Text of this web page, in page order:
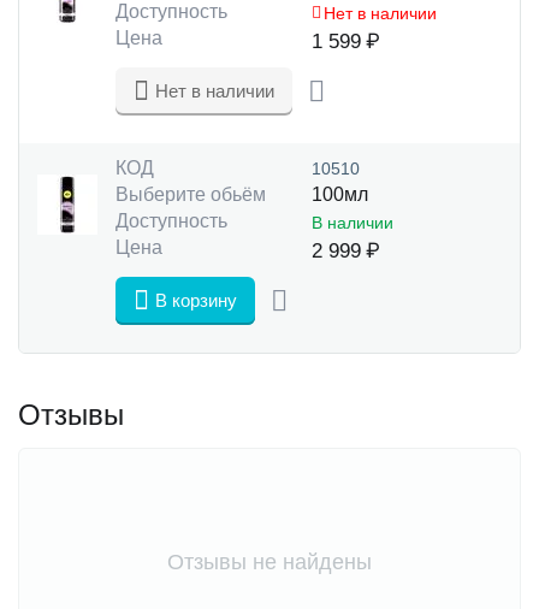
Доступность
Нет в наличии
Цена 1 599 ₽
Нет в наличии
КОД 10510
Выберите обьём
100мл
Доступность
В наличии
Цена 2 999 ₽
В корзину
Отзывы
Отзывы не найдены